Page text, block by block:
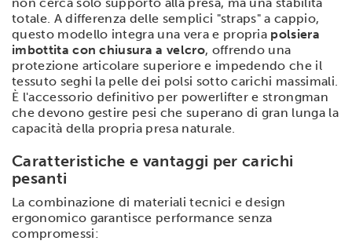
totale. A differenza delle semplici "straps" a cappio,
questo modello integra una vera e propria polsiera
imbottita con chiusura a velcro, offrendo una
protezione articolare superiore e impedendo che il
tessuto seghi la pelle dei polsi sotto carichi massimali.
È l'accessorio definitivo per powerlifter e strongman
che devono gestire pesi che superano di gran lunga la
capacità della propria presa naturale.
Caratteristiche e vantaggi per carichi
pesanti
La combinazione di materiali tecnici e design
ergonomico garantisce performance senza
compromessi: